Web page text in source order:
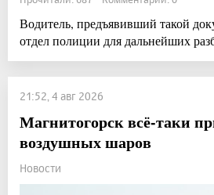
Водитель, предъявивший такой
отдел полиции для дальнейших
21:52, 4 авг 2026
Магнитогорск всё-таки
воздушных шаров
Новости